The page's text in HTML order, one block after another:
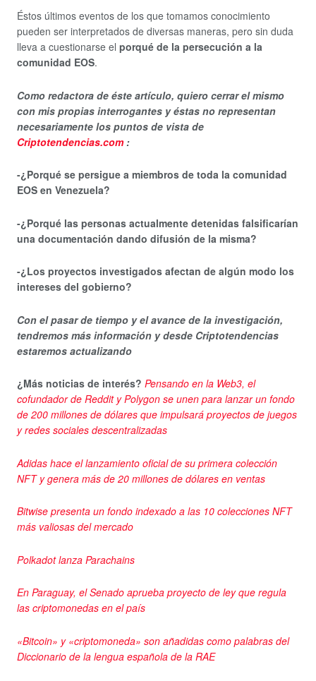
Éstos últimos eventos de los que tomamos conocimiento
pueden ser interpretados de diversas maneras, pero sin duda
lleva a cuestionarse el porqué de la persecución a la
comunidad EOS.
Como redactora de éste artículo, quiero cerrar el mismo
con mis propias interrogantes y éstas no representan
necesariamente los puntos de vista de
Criptotendencias.com :
-¿Porqué se persigue a miembros de toda la comunidad
EOS en Venezuela?
-¿Porqué las personas actualmente detenidas falsificarían
una documentación dando difusión de la misma?
-¿Los proyectos investigados afectan de algún modo los
intereses del gobierno?
Con el pasar de tiempo y el avance de la investigación,
tendremos más información y desde Criptotendencias
estaremos actualizando
¿Más noticias de interés? Pensando en la Web3, el
cofundador de Reddit y Polygon se unen para lanzar un fondo
de 200 millones de dólares que impulsará proyectos de juegos
y redes sociales descentralizadas
Adidas hace el lanzamiento oficial de su primera colección
NFT y genera más de 20 millones de dólares en ventas
Bitwise presenta un fondo indexado a las 10 colecciones NFT
más valiosas del mercado
Polkadot lanza Parachains
En Paraguay, el Senado aprueba proyecto de ley que regula
las criptomonedas en el país
«Bitcoin» y «criptomoneda» son añadidas como palabras del
Diccionario de la lengua española de la RAE